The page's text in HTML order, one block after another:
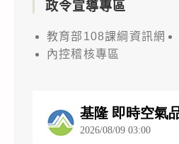
政令宣導專區
教育部108課綱資訊網
內控稽核專區